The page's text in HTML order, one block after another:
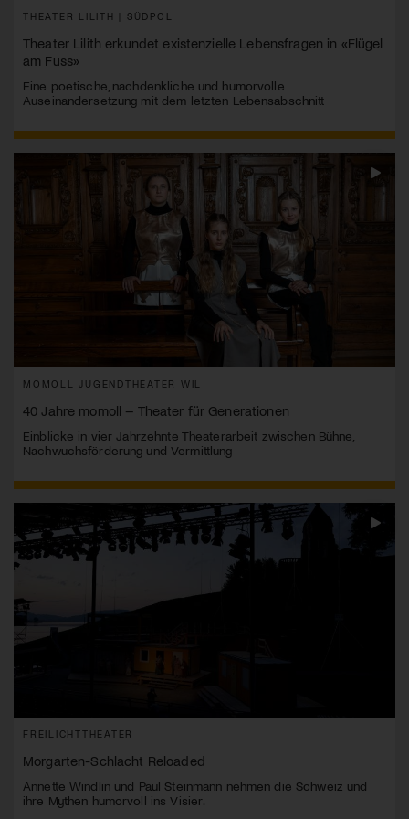
THEATER LILITH | SÜDPOL
Theater Lilith erkundet existenzielle Lebensfragen in «Flügel
am Fuss»
Eine poetische, nachdenkliche und humorvolle
Auseinandersetzung mit dem letzten Lebensabschnitt
MOMOLL JUGENDTHEATER WIL
40 Jahre momoll – Theater für Generationen
Einblicke in vier Jahrzehnte Theaterarbeit zwischen Bühne,
Nachwuchsförderung und Vermittlung
FREILICHTTHEATER
Morgarten-Schlacht Reloaded
Annette Windlin und Paul Steinmann nehmen die Schweiz und
ihre Mythen humorvoll ins Visier.